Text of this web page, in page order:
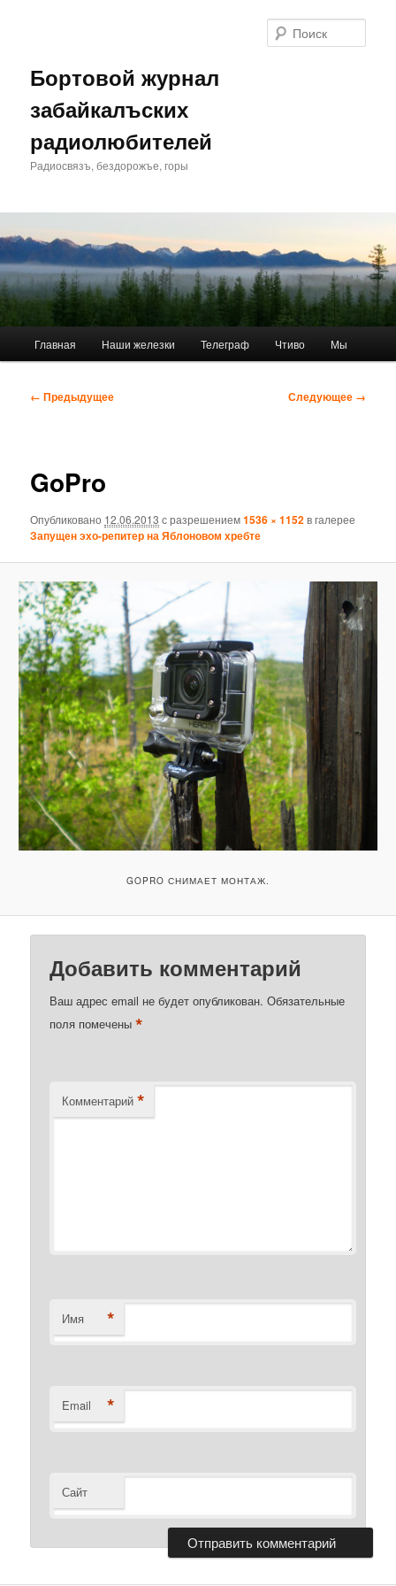
Бортовой журнал
забайкалъских
радиолюбителей
Радиосвязъ, бездорожъе, горы
Главная Наши железки Телеграф Чтиво Мы
Навигация
← Предыдущее Следующее →
GoPro
Опубликовано 12.06.2013 с разрешением1536 × 1152в галерее
Запущен эхо-репитер на Яблоновом хребте
GOPRO СНИМАЕТ МОНТАЖ.
Добавить комментарий
Ваш адрес email не будет опубликован. Обязательные
поля помечены*
Комментарий *
Имя *
Email *
Сайт